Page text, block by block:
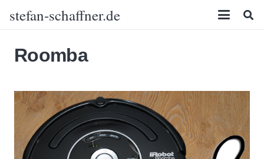
stefan-schaffner.de
Roomba